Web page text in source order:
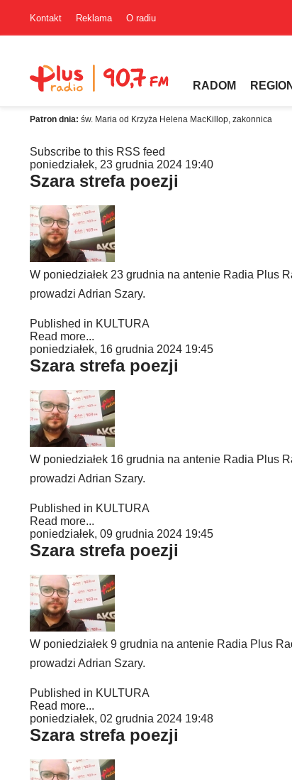
Kontakt Reklama O radiu
RADOM REGION
Patron dnia: św. Maria od Krzyża Helena MacKillop, zakonnica
Subscribe to this RSS feed
poniedziałek, 23 grudnia 2024 19:40
Szara strefa poezji
W poniedziałek 23 grudnia na antenie Radia Plus
prowadzi Adrian Szary.
Published in KULTURA
Read more...
poniedziałek, 16 grudnia 2024 19:45
Szara strefa poezji
W poniedziałek 16 grudnia na antenie Radia Plus
prowadzi Adrian Szary.
Published in KULTURA
Read more...
poniedziałek, 09 grudnia 2024 19:45
Szara strefa poezji
W poniedziałek 9 grudnia na antenie Radia Plus
prowadzi Adrian Szary.
Published in KULTURA
Read more...
poniedziałek, 02 grudnia 2024 19:48
Szara strefa poezji